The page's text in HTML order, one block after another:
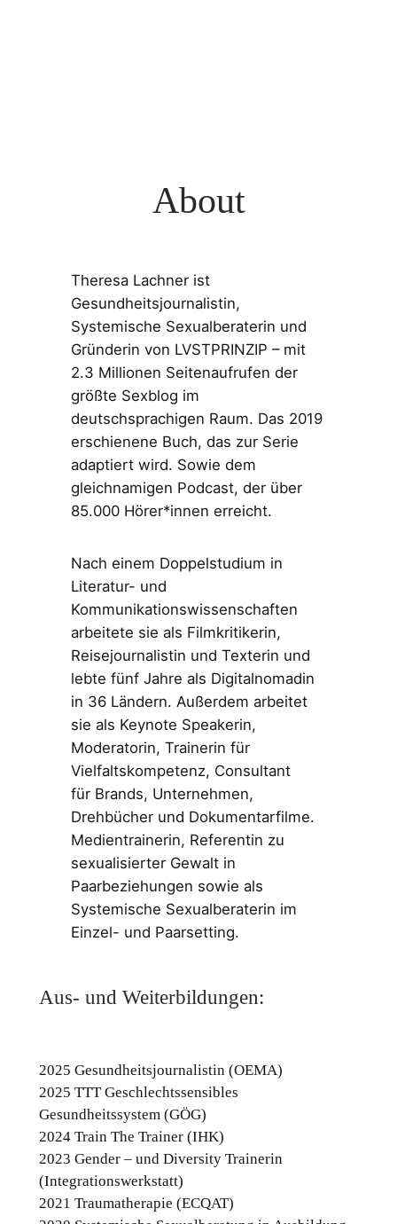
About
Theresa Lachner ist
Gesundheitsjournalistin,
Systemische Sexualberaterin und
Gründerin von LVSTPRINZIP – mit
2.3 Millionen Seitenaufrufen der
größte Sexblog im
deutschsprachigen Raum. Das 2019
erschienene Buch, das zur Serie
adaptiert wird. Sowie dem
gleichnamigen Podcast, der über
85.000 Hörer*innen erreicht.
Nach einem Doppelstudium in
Literatur- und
Kommunikationswissenschaften
arbeitete sie als Filmkritikerin,
Reisejournalistin und Texterin und
lebte fünf Jahre als Digitalnomadin
in 36 Ländern. Außerdem arbeitet
sie als Keynote Speakerin,
Moderatorin, Trainerin für
Vielfaltskompetenz, Consultant
für Brands, Unternehmen,
Drehbücher und Dokumentarfilme.
Medientrainerin, Referentin zu
sexualisierter Gewalt in
Paarbeziehungen sowie als
Systemische Sexualberaterin im
Einzel- und Paarsetting.
Aus- und Weiterbildungen:
2025 Gesundheitsjournalistin (OEMA)
2025 TTT Geschlechtssensibles
Gesundheitssystem (GÖG)
2024 Train The Trainer (IHK)
2023 Gender – und Diversity Trainerin
(Integrationswerkstatt)
2021 Traumatherapie (ECQAT)